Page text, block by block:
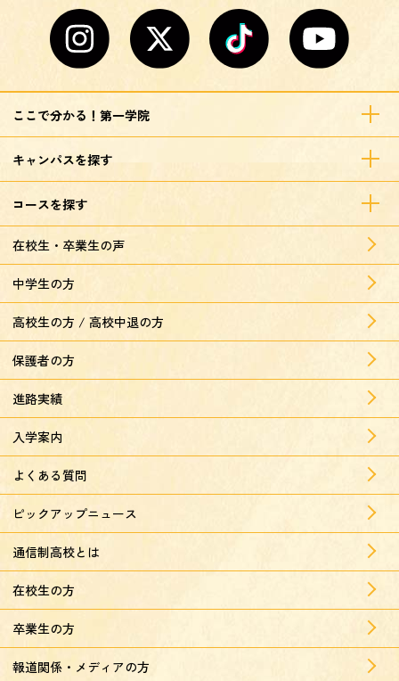
ここで分かる！第一学院
キャンパスを探す
コースを探す
在校生・卒業生の声
中学生の方
高校生の方 / 高校中退の方
保護者の方
進路実績
入学案内
よくある質問
ピックアップニュース
通信制高校とは
在校生の方
卒業生の方
報道関係・メディアの方